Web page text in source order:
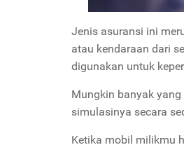
Jenis asuransi ini
atau kendaraan dari
digunakan untuk
Mungkin banyak
simulasinya secara
Ketika mobil milikmu